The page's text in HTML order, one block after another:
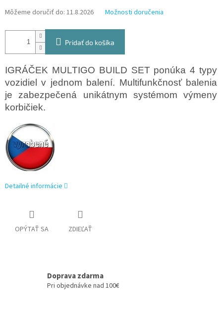
Môžeme doručiť do: 11.8.2026 Možnosti doručenia
Pridať do košíka
IGRÁČEK MULTIGO BUILD SET ponúka 4 typy
vozidiel v jednom balení. Multifunkčnosť balenia
je zabezpečená unikátnym systémom výmeny
korbičiek.
Detailné informácie
OPÝTAŤ SA ZDIEĽAŤ
Doprava zdarma
Pri objednávke nad 100€